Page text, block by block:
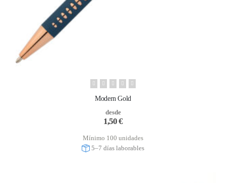
Modern Gold
desde
1,50€
Mínimo 100 unidades
5–7 días laborables